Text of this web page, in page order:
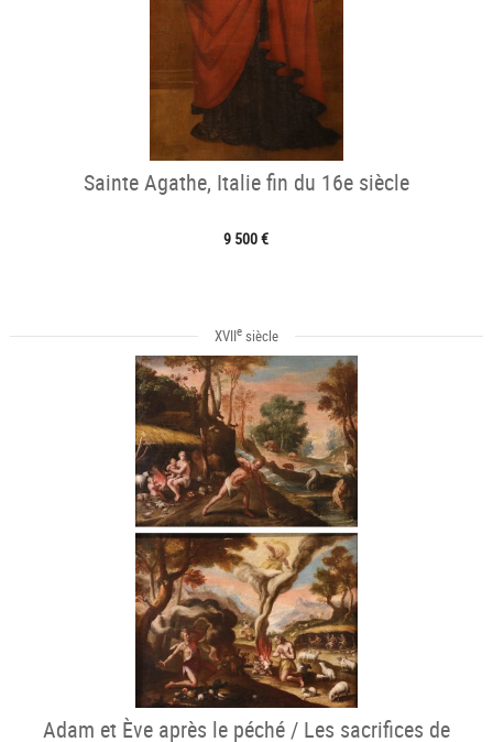
Sainte Agathe, Italie fin du 16e siècle
9 500 €
XVIIesiècle
Adam et Ève après le péché / Les sacrifices de